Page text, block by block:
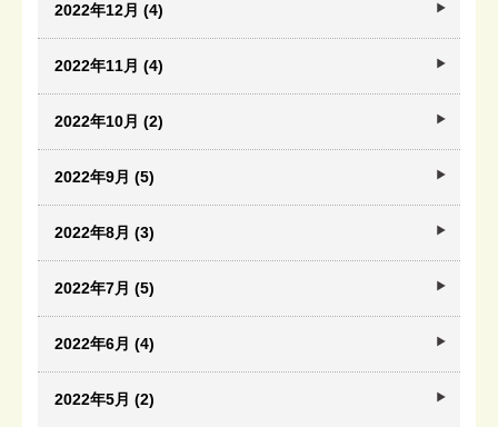
2022年12月 (4)
2022年11月 (4)
2022年10月 (2)
2022年9月 (5)
2022年8月 (3)
2022年7月 (5)
2022年6月 (4)
2022年5月 (2)